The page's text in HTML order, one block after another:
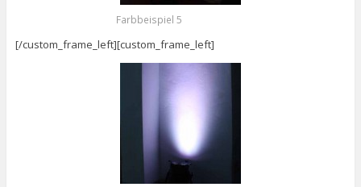
Farbbeispiel 5
[/custom_frame_left][custom_frame_left]